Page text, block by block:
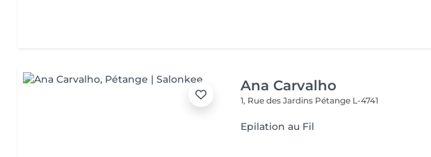
Ana Carvalho
1, Rue des Jardins Pétange L-4741
Epilation au Fil